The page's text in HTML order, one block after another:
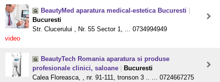
BeautyMed aparatura medical-estetica Bucuresti
Bucuresti
Str. Clucerului , Nr. 55 Sector 1, ... 0734994949
video
BeautyTech Romania aparatura si produse
profesionale clinici, saloane
Bucuresti
Calea Floreasca, , nr. 91-111, tronson 3 .. ... 0724667275